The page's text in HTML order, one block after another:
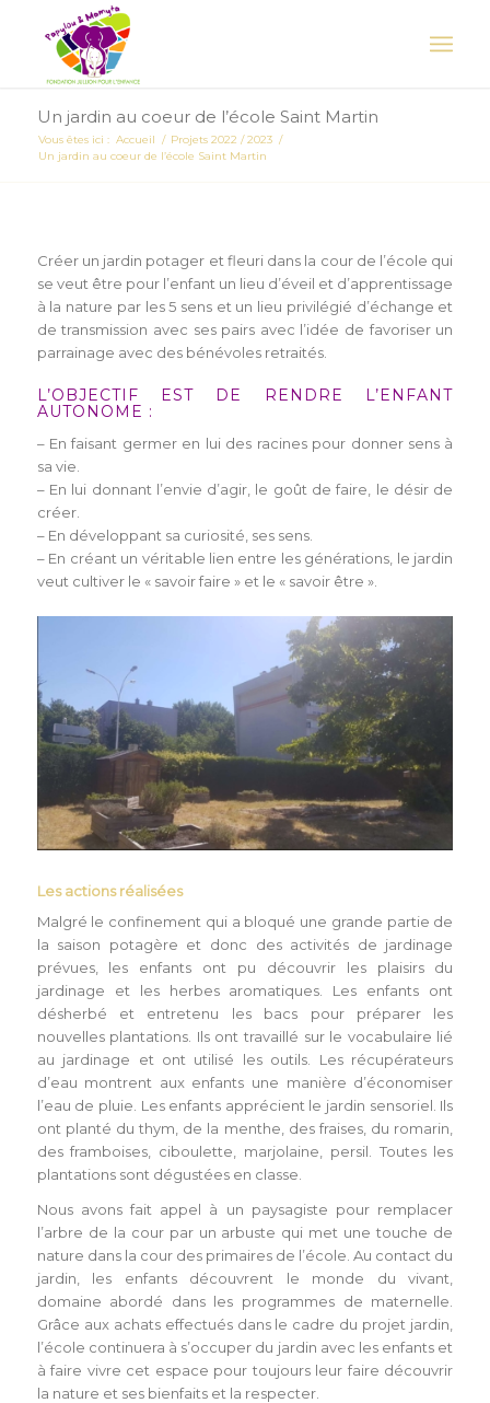
Un jardin au coeur de l’école Saint Martin
Vous êtes ici : Accueil / Projets 2022 / 2023 /
Un jardin au coeur de l’école Saint Martin
Créer un jardin potager et fleuri dans la cour de l’école qui
se veut être pour l’enfant un lieu d’éveil et d’apprentissage
à la nature par les 5 sens et un lieu privilégié d’échange et
de transmission avec ses pairs avec l’idée de favoriser un
parrainage avec des bénévoles retraités.
L’OBJECTIF EST DE RENDRE L’ENFANT
AUTONOME :
– En faisant germer en lui des racines pour donner sens à
sa vie.
– En lui donnant l’envie d’agir, le goût de faire, le désir de
créer.
– En développant sa curiosité, ses sens.
– En créant un véritable lien entre les générations, le jardin
veut cultiver le « savoir faire » et le « savoir être ».
Les actions réalisées
Malgré le confinement qui a bloqué une grande partie de
la saison potagère et donc des activités de jardinage
prévues, les enfants ont pu découvrir les plaisirs du
jardinage et les herbes aromatiques. Les enfants ont
désherbé et entretenu les bacs pour préparer les
nouvelles plantations. Ils ont travaillé sur le vocabulaire lié
au jardinage et ont utilisé les outils. Les récupérateurs
d’eau montrent aux enfants une manière d’économiser
l’eau de pluie. Les enfants apprécient le jardin sensoriel. Ils
ont planté du thym, de la menthe, des fraises, du romarin,
des framboises, ciboulette, marjolaine, persil. Toutes les
plantations sont dégustées en classe.
Nous avons fait appel à un paysagiste pour remplacer
l’arbre de la cour par un arbuste qui met une touche de
nature dans la cour des primaires de l’école. Au contact du
jardin, les enfants découvrent le monde du vivant,
domaine abordé dans les programmes de maternelle.
Grâce aux achats effectués dans le cadre du projet jardin,
l’école continuera à s’occuper du jardin avec les enfants et
à faire vivre cet espace pour toujours leur faire découvrir
la nature et ses bienfaits et la respecter.